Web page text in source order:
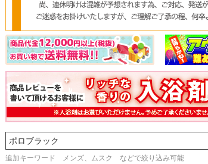
検索
追加キーワード メンズ、ムスク などで絞り込み可能
しらすさん
商品が早く届いたのでよか
ったです。また利用させて
MMさん
好きな香水を、いろいろ少
量試せるところが魅力でし